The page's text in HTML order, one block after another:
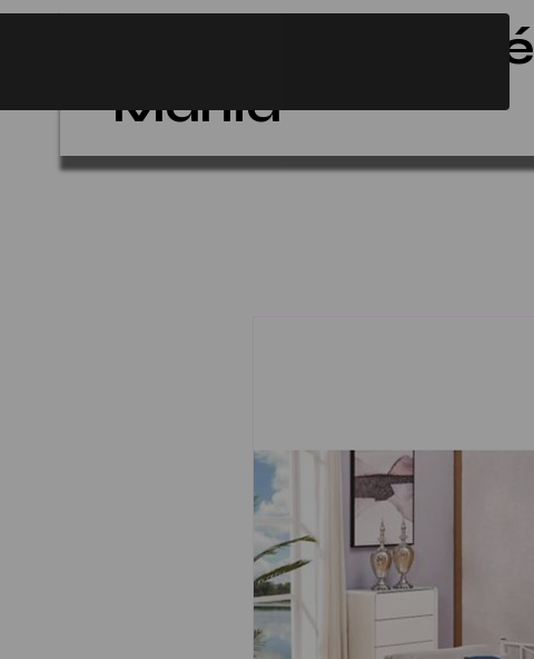
Matelas Gaindé
Mania